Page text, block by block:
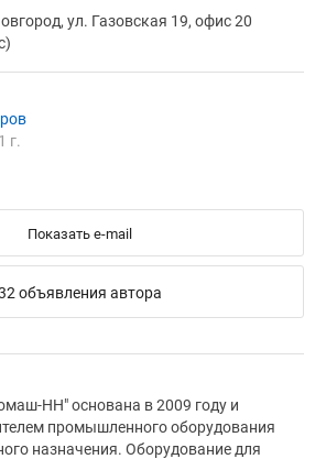
ул. Газовская 19, офис 20
г.
Показать e-mail
объявления автора
НН" основана в 2009 году и
промышленного оборудования
назначения. Оборудование для